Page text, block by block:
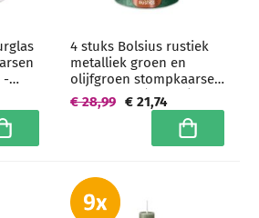
-
winkelwagen
4 stuks Bolsius rustiek
metalliek groen en
olijfgroen stompkaarsen
130/68 mm (60 uur) -
grootverpakking
€ 21,74
€ 28,99
In